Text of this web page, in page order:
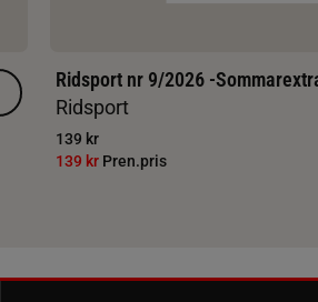
Ridsport nr 9/2026 -
Ridsport
139 kr
139 kr Pren.pris